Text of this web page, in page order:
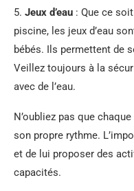
5. Jeux d’eau : Que ce
piscine, les jeux d’eau
bébés. Ils permettent de
Veillez toujours à la
avec de l’eau.
N’oubliez pas que
son propre rythme.
et de lui proposer des
capacités.